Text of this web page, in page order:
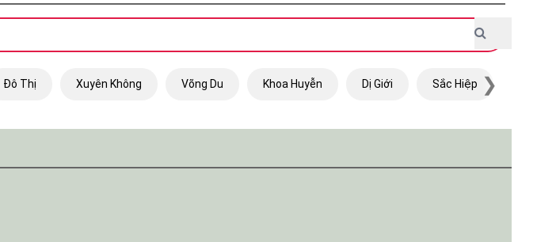
Đô Thị Xuyên Không Võng Du Khoa Huyễn Dị Giới Sắc Hiệp ❯